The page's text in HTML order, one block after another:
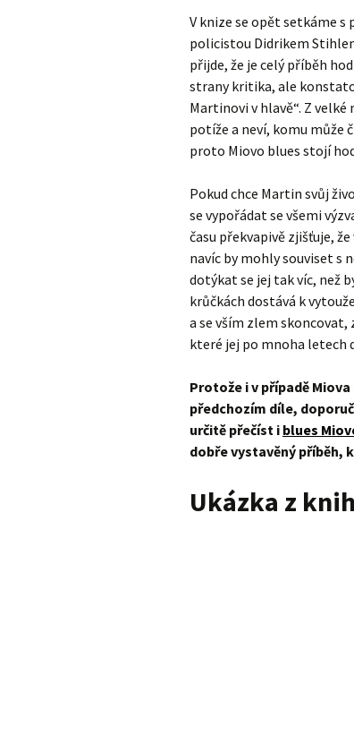
V knize se opět setkáme
policistou Didrikem
přijde, že je celý příběh
strany kritika, ale
Martinovi v hlavě“. Z
potíže a neví, komu může
proto Miovo blues stojí
Pokud chce Martin svůj
se vypořádat se všemi
času překvapivě zjišťuje,
navíc by mohly souviset s
dotýkat se jej tak víc, než
krůčkách dostává k
a se vším zlem skoncovat,
které jej po mnoha letech
Protože i v případě
předchozím díle,
určitě přečíst i blues
dobře vystavěný příběh,
Ukázka z